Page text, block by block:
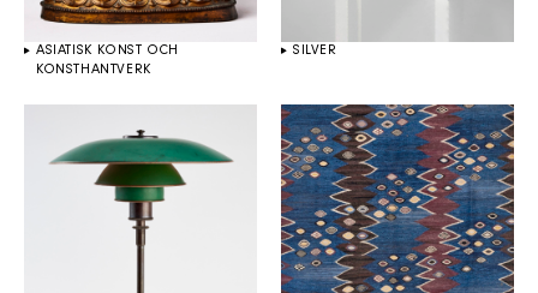
ASIATISK KONST OCH
KONSTHANTVERK
SILVER